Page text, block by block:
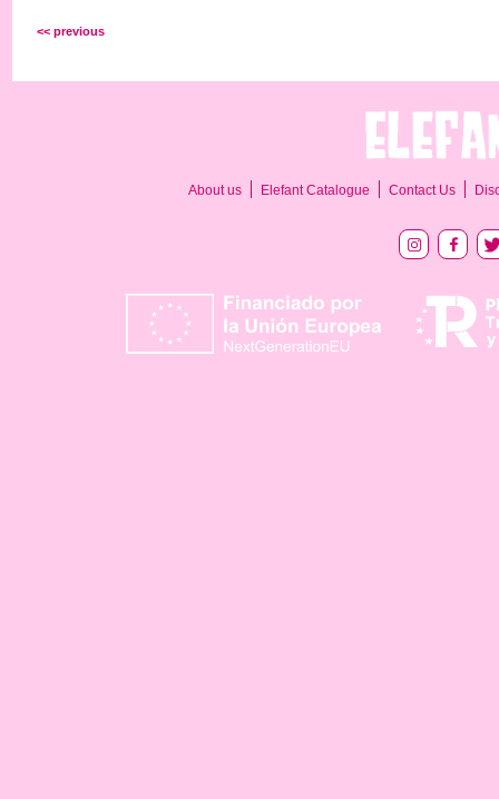
<< previous
About us Elefant Catalogue Contact Us